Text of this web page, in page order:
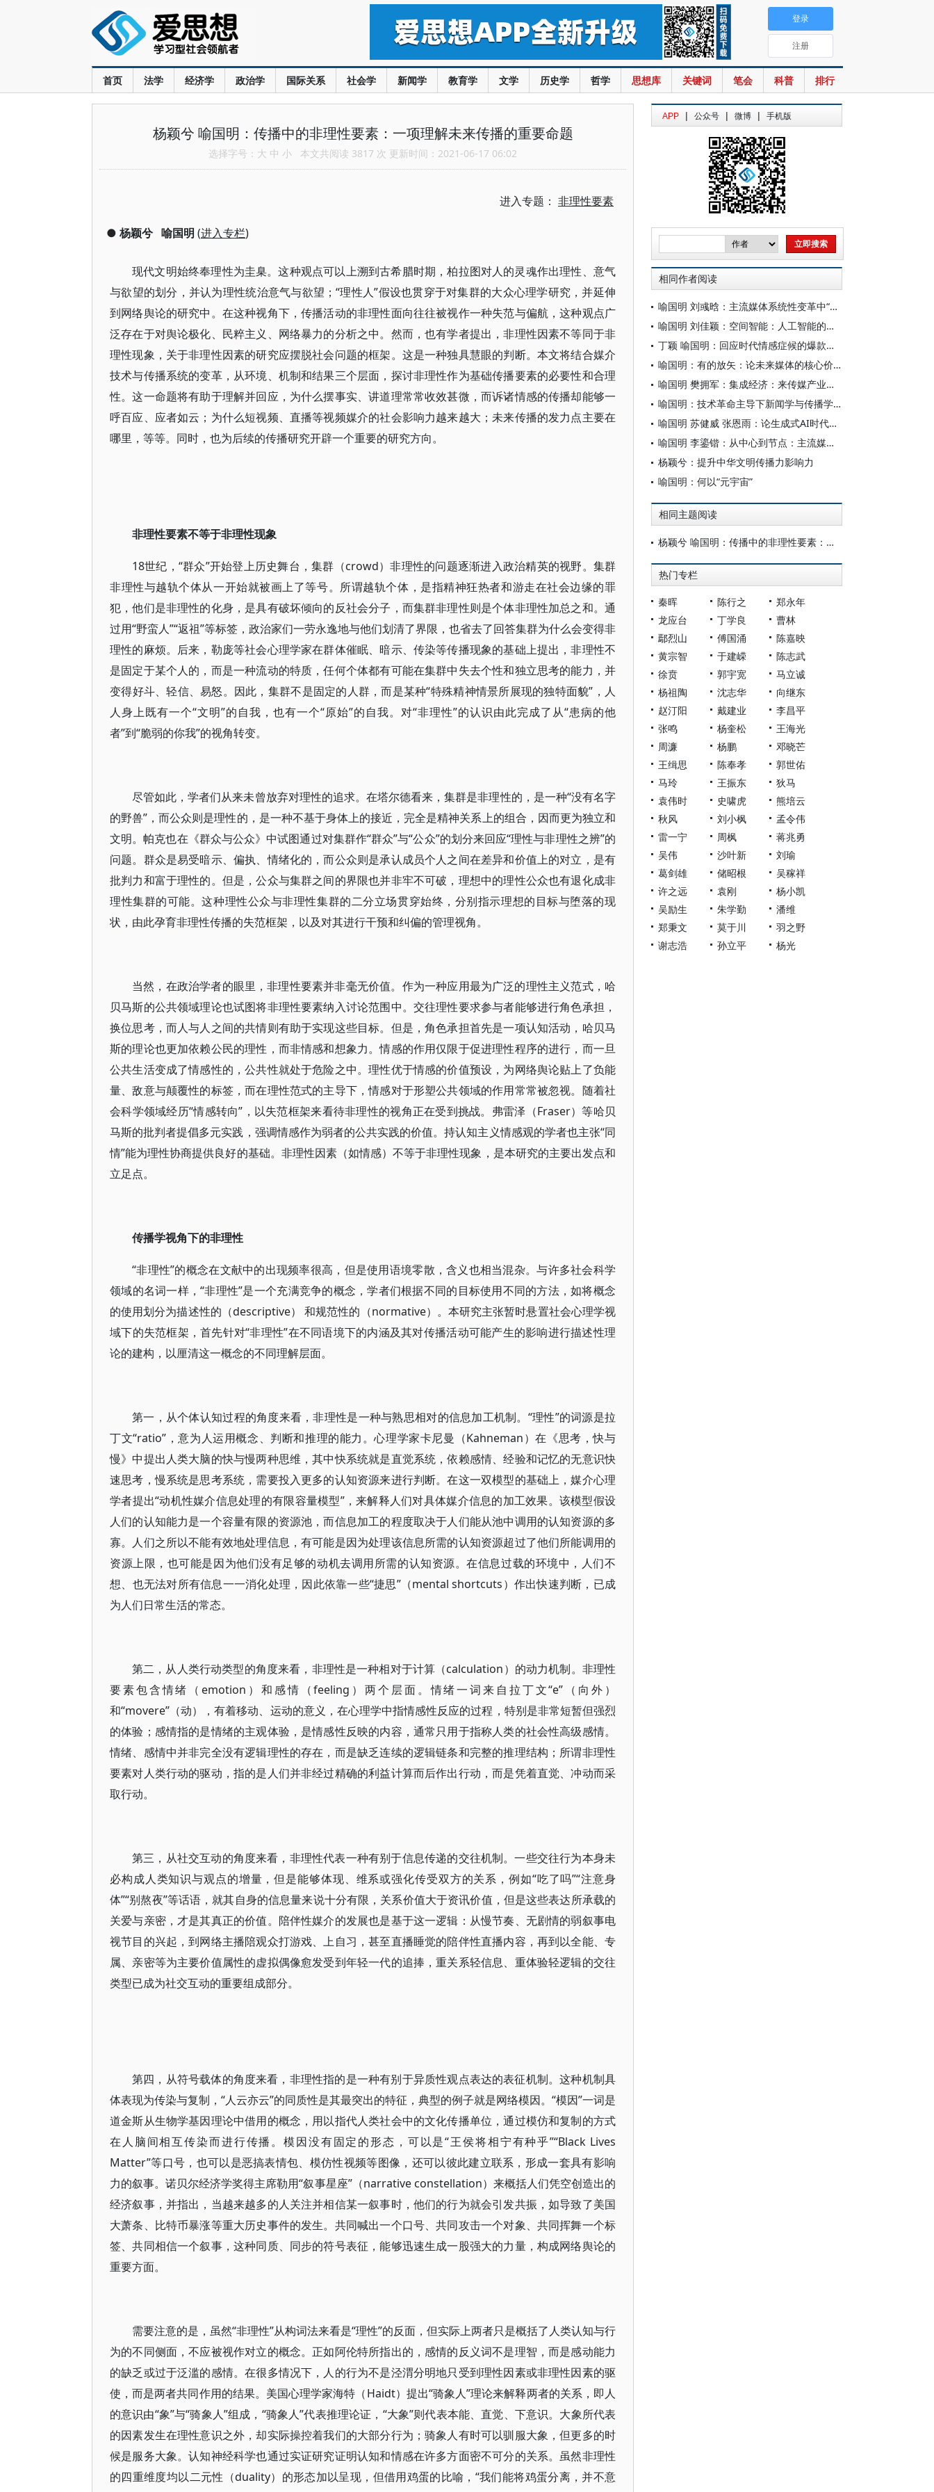
首页 法学 经济学 政治学 国际关系 社会学 新闻学 教育学 文学 历史学 哲学 思想库 关键词 笔会 科普 排行
登录
注册
杨颖兮 喻国明：传播中的非理性要素：一项理解未来传播的重要命题
选择字号： 大 中 小 本文共阅读 3817 次 更新时间：2021-06-17 06:02
进入专题： 非理性要素
● 杨颖兮 喻国明 (进入专栏)
现代文明始终奉理性为圭臬。这种观点可以上溯到古希腊时期，柏拉图对人的灵魂作出理性、意气
与欲望的划分，并认为理性统治意气与欲望；“理性人”假设也贯穿于对集群的大众心理学研究，并延伸
到网络舆论的研究中。在这种视角下，传播活动的非理性面向往往被视作一种失范与偏航，这种观点广
泛存在于对舆论极化、民粹主义、网络暴力的分析之中。然而，也有学者提出，非理性因素不等同于非
理性现象，关于非理性因素的研究应摆脱社会问题的框架。这是一种独具慧眼的判断。本文将结合媒介
技术与传播系统的变革，从环境、机制和结果三个层面，探讨非理性作为基础传播要素的必要性和合理
性。这一命题将有助于理解并回应，为什么摆事实、讲道理常常收效甚微，而诉诸情感的传播却能够一
呼百应、应者如云；为什么短视频、直播等视频媒介的社会影响力越来越大；未来传播的发力点主要在
哪里，等等。同时，也为后续的传播研究开辟一个重要的研究方向。
非理性要素不等于非理性现象
18世纪，“群众”开始登上历史舞台，集群（crowd）非理性的问题逐渐进入政治精英的视野。集群
非理性与越轨个体从一开始就被画上了等号。所谓越轨个体，是指精神狂热者和游走在社会边缘的罪
犯，他们是非理性的化身，是具有破坏倾向的反社会分子，而集群非理性则是个体非理性加总之和。通
过用“野蛮人”“返祖”等标签，政治家们一劳永逸地与他们划清了界限，也省去了回答集群为什么会变得非
理性的麻烦。后来，勒庞等社会心理学家在群体催眠、暗示、传染等传播现象的基础上提出，非理性不
是固定于某个人的，而是一种流动的特质，任何个体都有可能在集群中失去个性和独立思考的能力，并
变得好斗、轻信、易怒。因此，集群不是固定的人群，而是某种“特殊精神情景所展现的独特面貌”，人
人身上既有一个“文明”的自我，也有一个“原始”的自我。对“非理性”的认识由此完成了从“患病的他
者”到“脆弱的你我”的视角转变。
尽管如此，学者们从来未曾放弃对理性的追求。在塔尔德看来，集群是非理性的，是一种“没有名字
的野兽”，而公众则是理性的，是一种不基于身体上的接近，完全是精神关系上的组合，因而更为独立和
文明。帕克也在《群众与公众》中试图通过对集群作“群众”与“公众”的划分来回应“理性与非理性之辨”的
问题。群众是易受暗示、偏执、情绪化的，而公众则是承认成员个人之间在差异和价值上的对立，是有
批判力和富于理性的。但是，公众与集群之间的界限也并非牢不可破，理想中的理性公众也有退化成非
理性集群的可能。这种理性公众与非理性集群的二分立场贯穿始终，分别指示理想的目标与堕落的现
状，由此孕育非理性传播的失范框架，以及对其进行干预和纠偏的管理视角。
当然，在政治学者的眼里，非理性要素并非毫无价值。作为一种应用最为广泛的理性主义范式，哈
贝马斯的公共领域理论也试图将非理性要素纳入讨论范围中。交往理性要求参与者能够进行角色承担，
换位思考，而人与人之间的共情则有助于实现这些目标。但是，角色承担首先是一项认知活动，哈贝马
斯的理论也更加依赖公民的理性，而非情感和想象力。情感的作用仅限于促进理性程序的进行，而一旦
公共生活变成了情感性的，公共性就处于危险之中。理性优于情感的价值预设，为网络舆论贴上了负能
量、敌意与颠覆性的标签，而在理性范式的主导下，情感对于形塑公共领域的作用常常被忽视。随着社
会科学领域经历“情感转向”，以失范框架来看待非理性的视角正在受到挑战。弗雷泽（Fraser）等哈贝
马斯的批判者提倡多元实践，强调情感作为弱者的公共实践的价值。持认知主义情感观的学者也主张“同
情”能为理性协商提供良好的基础。非理性因素（如情感）不等于非理性现象，是本研究的主要出发点和
立足点。
传播学视角下的非理性
“非理性”的概念在文献中的出现频率很高，但是使用语境零散，含义也相当混杂。与许多社会科学
领域的名词一样，“非理性”是一个充满竞争的概念，学者们根据不同的目标使用不同的方法，如将概念
的使用划分为描述性的（descriptive） 和规范性的（normative）。本研究主张暂时悬置社会心理学视
域下的失范框架，首先针对“非理性”在不同语境下的内涵及其对传播活动可能产生的影响进行描述性理
论的建构，以厘清这一概念的不同理解层面。
第一，从个体认知过程的角度来看，非理性是一种与熟思相对的信息加工机制。“理性”的词源是拉
丁文“ratio”，意为人运用概念、判断和推理的能力。心理学家卡尼曼（Kahneman）在《思考，快与
慢》中提出人类大脑的快与慢两种思维，其中快系统就是直觉系统，依赖感情、经验和记忆的无意识快
速思考，慢系统是思考系统，需要投入更多的认知资源来进行判断。在这一双模型的基础上，媒介心理
学者提出“动机性媒介信息处理的有限容量模型”，来解释人们对具体媒介信息的加工效果。该模型假设
人们的认知能力是一个容量有限的资源池，而信息加工的程度取决于人们能从池中调用的认知资源的多
寡。人们之所以不能有效地处理信息，有可能是因为处理该信息所需的认知资源超过了他们所能调用的
资源上限，也可能是因为他们没有足够的动机去调用所需的认知资源。在信息过载的环境中，人们不
想、也无法对所有信息一一消化处理，因此依靠一些“捷思”（mental shortcuts）作出快速判断，已成
为人们日常生活的常态。
第二，从人类行动类型的角度来看，非理性是一种相对于计算（calculation）的动力机制。非理性
要素包含情绪（emotion）和感情（feeling）两个层面。情绪一词来自拉丁文“e”（向外）
和“movere”（动），有着移动、运动的意义，在心理学中指情感性反应的过程，特别是非常短暂但强烈
的体验；感情指的是情绪的主观体验，是情感性反映的内容，通常只用于指称人类的社会性高级感情。
情绪、感情中并非完全没有逻辑理性的存在，而是缺乏连续的逻辑链条和完整的推理结构；所谓非理性
要素对人类行动的驱动，指的是人们并非经过精确的利益计算而后作出行动，而是凭着直觉、冲动而采
取行动。
第三，从社交互动的角度来看，非理性代表一种有别于信息传递的交往机制。一些交往行为本身未
必构成人类知识与观点的增量，但是能够体现、维系或强化传受双方的关系，例如“吃了吗”“注意身
体”“别熬夜”等话语，就其自身的信息量来说十分有限，关系价值大于资讯价值，但是这些表达所承载的
关爱与亲密，才是其真正的价值。陪伴性媒介的发展也是基于这一逻辑：从慢节奏、无剧情的弱叙事电
视节目的兴起，到网络主播陪观众打游戏、上自习，甚至直播睡觉的陪伴性直播内容，再到以全能、专
属、亲密等为主要价值属性的虚拟偶像愈发受到年轻一代的追捧，重关系轻信息、重体验轻逻辑的交往
类型已成为社交互动的重要组成部分。
第四，从符号载体的角度来看，非理性指的是一种有别于异质性观点表达的表征机制。这种机制具
体表现为传染与复制，“人云亦云”的同质性是其最突出的特征，典型的例子就是网络模因。“模因”一词是
道金斯从生物学基因理论中借用的概念，用以指代人类社会中的文化传播单位，通过模仿和复制的方式
在人脑间相互传染而进行传播。模因没有固定的形态，可以是“王侯将相宁有种乎”“Black Lives
Matter”等口号，也可以是恶搞表情包、模仿性视频等图像，还可以彼此建立联系，形成一套具有影响
力的叙事。诺贝尔经济学奖得主席勒用“叙事星座”（narrative constellation）来概括人们凭空创造出的
经济叙事，并指出，当越来越多的人关注并相信某一叙事时，他们的行为就会引发共振，如导致了美国
大萧条、比特币暴涨等重大历史事件的发生。共同喊出一个口号、共同攻击一个对象、共同挥舞一个标
签、共同相信一个叙事，这种同质、同步的符号表征，能够迅速生成一股强大的力量，构成网络舆论的
重要方面。
需要注意的是，虽然“非理性”从构词法来看是“理性”的反面，但实际上两者只是概括了人类认知与行
为的不同侧面，不应被视作对立的概念。正如阿伦特所指出的，感情的反义词不是理智，而是感动能力
的缺乏或过于泛滥的感情。在很多情况下，人的行为不是泾渭分明地只受到理性因素或非理性因素的驱
使，而是两者共同作用的结果。美国心理学家海特（Haidt）提出“骑象人”理论来解释两者的关系，即人
的意识由“象”与“骑象人”组成，“骑象人”代表推理论证，“大象”则代表本能、直觉、下意识。大象所代表
的因素发生在理性意识之外，却实际操控着我们的大部分行为；骑象人有时可以驯服大象，但更多的时
候是服务大象。认知神经科学也通过实证研究证明认知和情感在许多方面密不可分的关系。虽然非理性
的四重维度均以二元性（duality）的形态加以呈现，但借用鸡蛋的比喻，“我们能将鸡蛋分离，并不意
APP | 公众号 | 微博 | 手机版
相同作者阅读
喻国明 刘彧晗：主流媒体系统性变革中“水土不服”的困境与突破
喻国明 刘佳颖：空间智能：人工智能的逻辑升维与人机关系重塑——基于复杂范式的理论探讨
丁颖 喻国明：回应时代情感症候的爆款文艺剧——关于《我的阿勒泰》逻辑锚点的深度剖析
喻国明：有的放矢：论未来媒体的核心价值逻辑——以内容服务为“本”，以关系构建为“矢”，以社会的媒介化为“的”
喻国明 樊拥军：集成经济：来传媒产业的主流经形态——试论传媒产业关联整合的价值构建
喻国明：技术革命主导下新闻学与传播学的学科重构与未来方向
喻国明 苏健威 张恩雨：论生成式AI时代的用户需求与表达范式——从分众匹配到层级递进的要素融合网络
喻国明 李鎏锴：从中心到节点：主流媒体系统性变革的突围与进路
杨颖兮：提升中华文明传播力影响力
喻国明：何以“元宇宙”
相同主题阅读
杨颖兮 喻国明：传播中的非理性要素：一项理解未来传播的重要命题
热门专栏
秦晖 陈行之
郑永年
龙应台
丁学良
曹林
鄢烈山
傅国涌
陈嘉映
黄宗智
于建嵘
陈志武
徐贲
郭宇宽
马立诚
杨祖陶
沈志华
向继东
赵汀阳
戴建业
李昌平
张鸣
杨奎松
王海光
周濂
杨鹏
邓晓芒
王缉思
陈奉孝
郭世佑
马玲
王振东
狄马
袁伟时
史啸虎
熊培云
秋风
刘小枫
孟令伟
雷一宁
周枫
蒋兆勇
吴伟
沙叶新
刘瑜
葛剑雄
储昭根
吴稼祥
许之远
袁刚
杨小凯
吴励生
朱学勤
潘维
郑秉文
莫于川
羽之野
谢志浩
孙立平 杨光